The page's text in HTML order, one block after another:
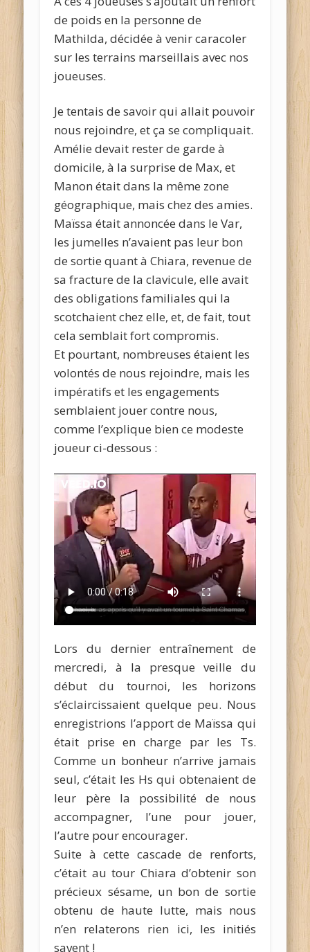
de poids en la personne de
Mathilda, décidée à venir caracoler
sur les terrains marseillais avec nos
joueuses.
Je tentais de savoir qui allait pouvoir
nous rejoindre, et ça se compliquait.
Amélie devait rester de garde à
domicile, à la surprise de Max, et
Manon était dans la même zone
géographique, mais chez des amies.
Maïssa était annoncée dans le Var,
les jumelles n’avaient pas leur bon
de sortie quant à Chiara, revenue de
sa fracture de la clavicule, elle avait
des obligations familiales qui la
scotchaient chez elle, et, de fait, tout
cela semblait fort compromis.
Et pourtant, nombreuses étaient les
volontés de nous rejoindre, mais les
impératifs et les engagements
semblaient jouer contre nous,
comme l’explique bien ce modeste
joueur ci-dessous :
Lors du dernier entraînement de
mercredi, à la presque veille du
début du tournoi, les horizons
s’éclaircissaient quelque peu. Nous
enregistrions l’apport de Maïssa qui
était prise en charge par les Ts.
Comme un bonheur n’arrive jamais
seul, c’était les Hs qui obtenaient de
leur père la possibilité de nous
accompagner, l’une pour jouer,
l’autre pour encourager.
Suite à cette cascade de renforts,
c’était au tour Chiara d’obtenir son
précieux sésame, un bon de sortie
obtenu de haute lutte, mais nous
n’en relaterons rien ici, les initiés
savent !